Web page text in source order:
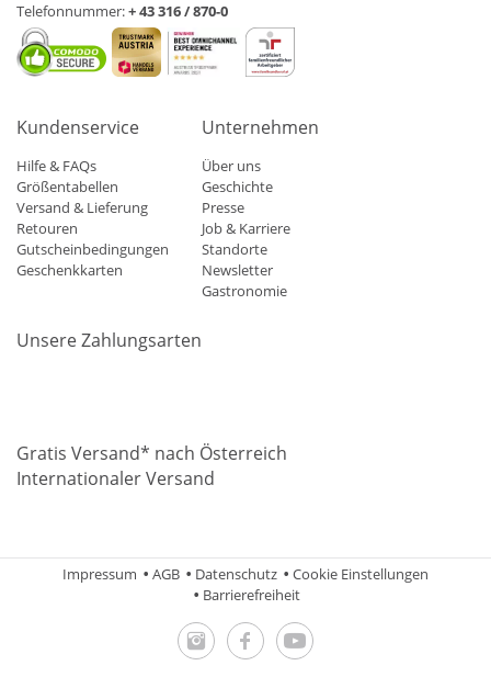
Telefonnummer:+ 43 316 / 870-0
Kundenservice
Hilfe & FAQs
Größentabellen
Versand & Lieferung
Retouren
Gutscheinbedingungen
Geschenkkarten
Unternehmen
Über uns
Geschichte
Presse
Job & Karriere
Standorte
Newsletter
Gastronomie
Unsere Zahlungsarten
Gratis Versand* nach Österreich
Internationaler Versand
Impressum AGB Datenschutz
Cookie Einstellungen
Barrierefreiheit